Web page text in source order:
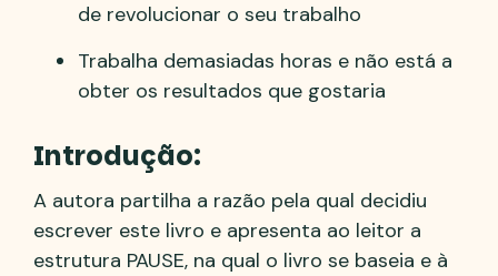
de revolucionar o seu trabalho
Trabalha demasiadas horas e não está a
obter os resultados que gostaria
Introdução:
A autora partilha a razão pela qual decidiu
escrever este livro e apresenta ao leitor a
estrutura PAUSE, na qual o livro se baseia e à